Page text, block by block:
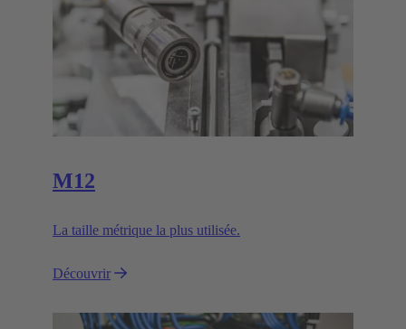
M12
La taille métrique la plus utilisée.
Découvrir